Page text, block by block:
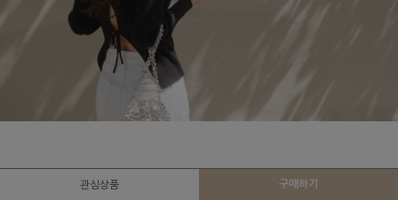
관심상품 구매하기